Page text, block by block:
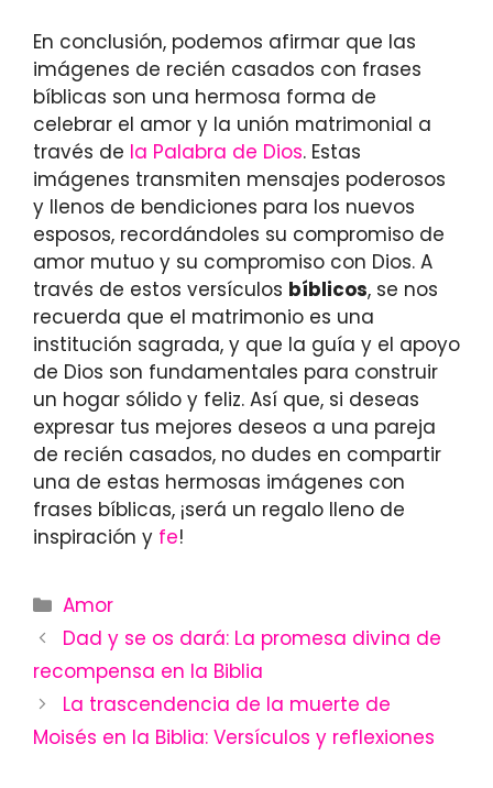
En conclusión, podemos afirmar que las
imágenes de recién casados con frases
bíblicas son una hermosa forma de
celebrar el amor y la unión matrimonial a
través de la Palabra de Dios. Estas
imágenes transmiten mensajes poderosos
y llenos de bendiciones para los nuevos
esposos, recordándoles su compromiso de
amor mutuo y su compromiso con Dios. A
través de estos versículos bíblicos, se nos
recuerda que el matrimonio es una
institución sagrada, y que la guía y el apoyo
de Dios son fundamentales para construir
un hogar sólido y feliz. Así que, si deseas
expresar tus mejores deseos a una pareja
de recién casados, no dudes en compartir
una de estas hermosas imágenes con
frases bíblicas, ¡será un regalo lleno de
inspiración y fe!
Categories
Amor
Dad y se os dará: La promesa divina de
recompensa en la Biblia
La trascendencia de la muerte de
Moisés en la Biblia: Versículos y reflexiones